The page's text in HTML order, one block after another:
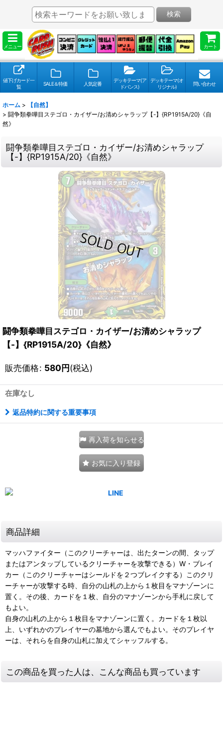
メニュー カート
検索
値下げカード一
覧
SALE＆特価 人気定番
デッキテーマ(ア
ドバンス)
デッキテーマ(オ
リジナル)
問い合わせ
ホーム >
【自然】
> 闘争類拳嘩目ステゴロ・カイザー/お清めシャラップ【-】{RP1915A/20}《自
然》
闘争類拳嘩目ステゴロ・カイザー/お清めシャラップ
【-】{RP1915A/20}《自然》
闘争類拳嘩目ステゴロ・カイザー/お清めシャラップ
【-】{RP1915A/20}《自然》
販売価格: 580円(税込)
在庫なし
返品特約に関する重要事項
再入荷を知らせる
お気に入り登録
商品詳細
マッハファイター（このクリーチャーは、出たターンの間、タップ
またはアンタップしているクリーチャーを攻撃できる）W・ブレイ
カー（このクリーチャーはシールドを２つブレイクする）このクリ
ーチャーが攻撃する時、自分の山札の上から１枚目をマナゾーンに
置く。その後、カードを１枚、自分のマナゾーンから手札に戻して
もよい。
自身の山札の上から１枚目をマナゾーンに置く。カードを１枚以
上、いずれかのプレイヤーの墓地から選んでもよい。そのプレイヤ
ーは、それらを自身の山札に加えてシャッフルする。
この商品を買った人は、こんな商品も買っています